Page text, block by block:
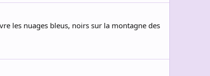
les nuages bleus, noirs sur la montagne des